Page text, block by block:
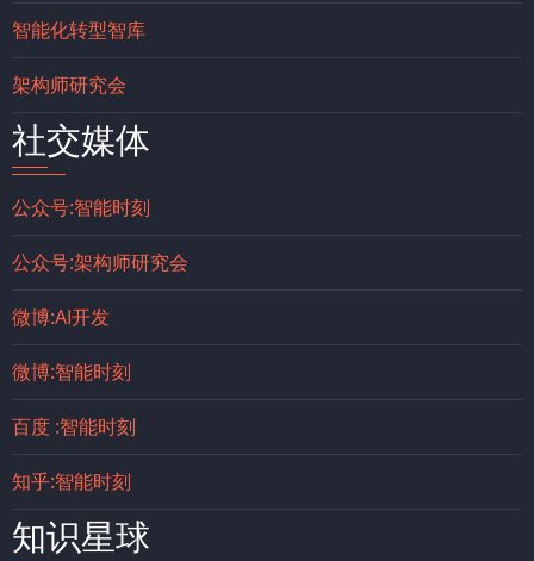
智能化转型智库
架构师研究会
社交媒体
公众号:智能时刻
公众号:架构师研究会
微博:AI开发
微博:智能时刻
百度 :智能时刻
知乎:智能时刻
知识星球